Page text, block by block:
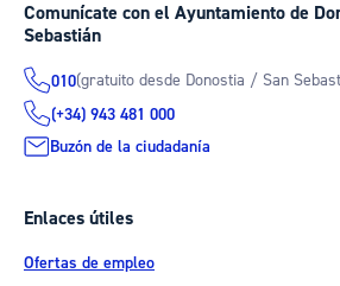
Comunícate con el Ayuntamiento de
Sebastián
010(gratuito desde Donostia / San
(+34) 943 481 000
Buzón de la ciudadanía
Enlaces útiles
Ofertas de empleo